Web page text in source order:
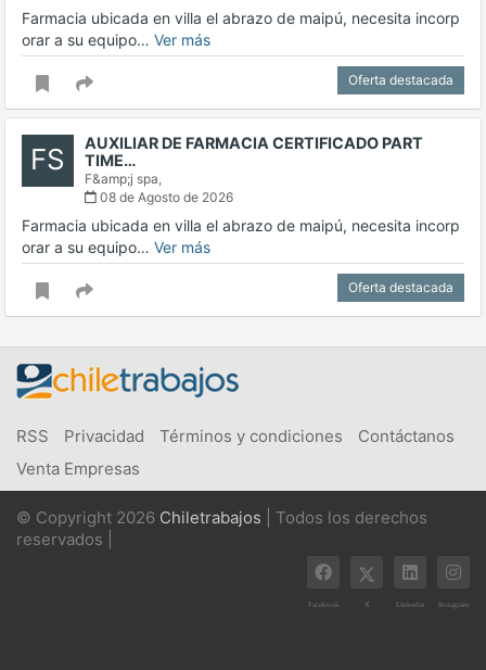
Farmacia ubicada en villa el abrazo de maipú, necesita incorp
orar a su equipo… Ver más
Oferta destacada
FS
AUXILIAR DE FARMACIA CERTIFICADO PART
TIME…
F&amp;j spa,
08 de Agosto de 2026
Farmacia ubicada en villa el abrazo de maipú, necesita incorp
orar a su equipo… Ver más
Oferta destacada
RSS Privacidad Términos y condiciones
Contáctanos
Venta Empresas
© Copyright 2026 Chiletrabajos | Todos los derechos
reservados |
Facebook X Linkedin Instagram